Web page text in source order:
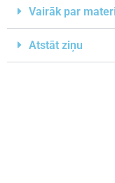
Vairāk par
Atstāt ziņu